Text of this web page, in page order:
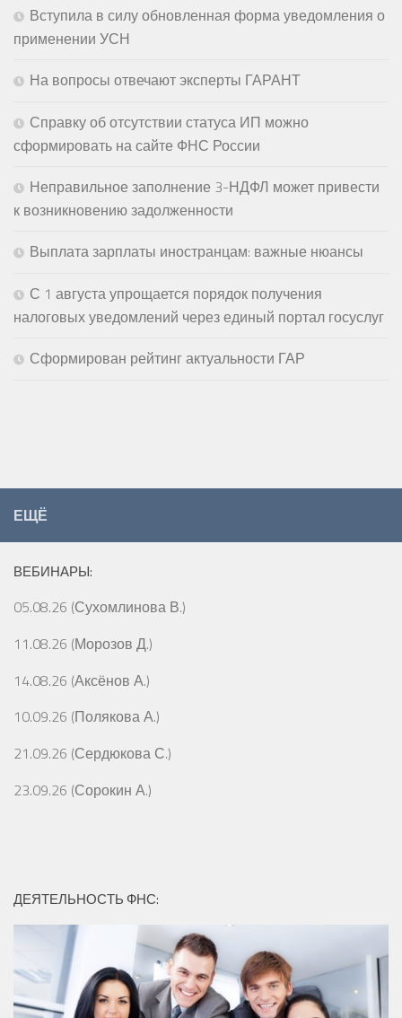
Вступила в силу обновленная форма уведомления о
применении УСН
На вопросы отвечают эксперты ГАРАНТ
Справку об отсутствии статуса ИП можно
сформировать на сайте ФНС России
Неправильное заполнение 3-НДФЛ может привести
к возникновению задолженности
Выплата зарплаты иностранцам: важные нюансы
С 1 августа упрощается порядок получения
налоговых уведомлений через единый портал госуслуг
Сформирован рейтинг актуальности ГАР
ЕЩЁ
ВЕБИНАРЫ:
05.08.26 (Сухомлинова В.)
11.08.26 (Морозов Д.)
14.08.26 (Аксёнов А.)
10.09.26 (Полякова А.)
21.09.26 (Сердюкова С.)
23.09.26 (Сорокин А.)
ДЕЯТЕЛЬНОСТЬ ФНС: